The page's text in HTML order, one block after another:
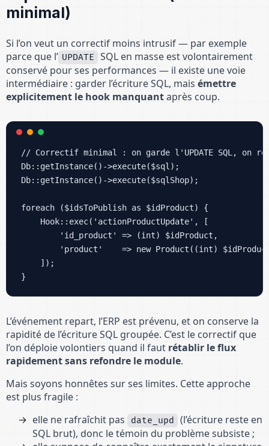
minimal)
Si l’on veut un correctif moins intrusif — par exemple
parce que l’ UPDATE
SQL en masse est volontairement
conservé pour ses performances — il existe une voie
intermédiaire : garder l’écriture SQL, mais émettre
explicitement le hook manquantaprès coup.
// Correctif minimal : on garde l'UPDATE SQL, on
Db::getInstance()->execute($sql);
Db::getInstance()->execute($sqlShop);
foreach ($idsToPublish as $idProduct) {
    Hook::exec('actionProductUpdate', [
        'id_product' => (int) $idProduct,
'product'    => new Product((int)
    ]);
}
L’événement repart, l’ERP est prévenu, et on conserve la
rapidité de l’écriture SQL groupée. C’est le correctif que
l’on déploie volontiers quand il faut rétablir le flux
rapidement sans refondre le module.
Mais soyons honnêtes sur ses limites. Cette approche
est plus fragile :
elle ne rafraîchit pas
date_upd
(l’écriture reste en
SQL brut), donc le témoin du problème subsiste ;